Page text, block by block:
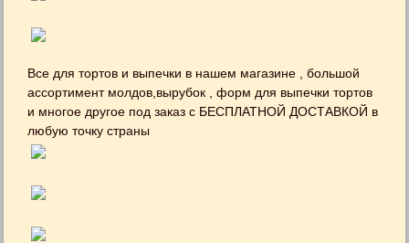
Все для тортов и выпечки в нашем магазине , большой
ассортимент молдов,вырубок , форм для выпечки тортов
и многое другое под заказ с БЕСПЛАТНОЙ ДОСТАВКОЙ в
любую точку страны